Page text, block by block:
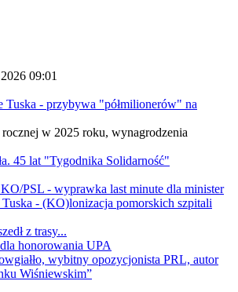
09:01
- przybywa "półmilionerów" na
w 2025 roku, wynagrodzenia
45 lat "Tygodnika Solidarność"
PSL - wyprawka last minute dla minister
- (KO)lonizacja pomorskich szpitali
z trasy...
honorowania UPA
wybitny opozycjonista PRL, autor
Wiśniewskim”